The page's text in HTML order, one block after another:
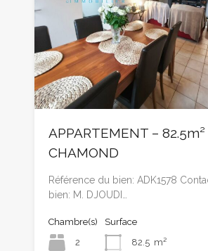
APPARTEMENT – 82.5m²
CHAMOND
Référence du bien: ADK1578
bien: M. DJOUDI…
Chambre(s)
2
Surface
82.5 m²